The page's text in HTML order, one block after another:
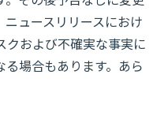
ュースリリースにおけ
クおよび不確実な事実に
場合もあります。あら